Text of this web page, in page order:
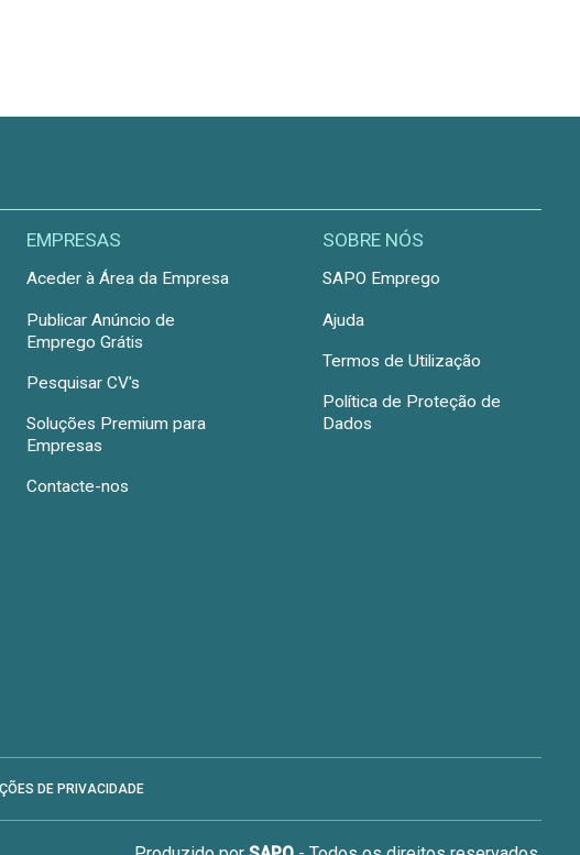
EMPRESAS
Aceder à Área da Empresa
Publicar Anúncio de
Emprego Grátis
Pesquisar CV's
Soluções Premium para
Empresas
Contacte-nos
SOBRE NÓS
SAPO Emprego
Ajuda
Termos de Utilização
Política de Proteção de
Dados
DE PRIVACIDADE